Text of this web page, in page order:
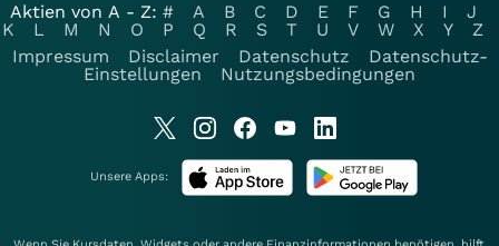
Aktien von A - Z: # A B C D E F G H I
J
K
L M N O P Q R S T U V W X Y
Z
Impressum
Disclaimer Datenschutz
Datenschutz-
Einstellungen
Nutzungsbedingungen
Unsere Apps: